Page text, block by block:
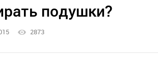
подушки?
2873